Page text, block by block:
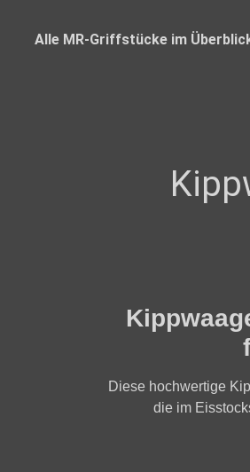
Alle MR-Griffstücke im
Diese hochwertige
die im